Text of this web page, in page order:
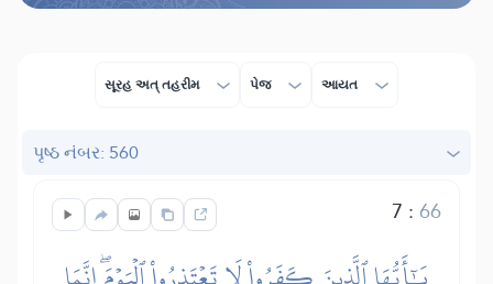
સૂરહ અત્ તહરીમ પેજ આયત
પૃષ્ઠ નંબર: 560
7 :66